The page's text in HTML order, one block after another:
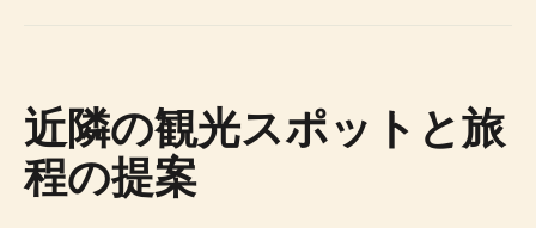
近隣の観光スポットと旅
程の提案